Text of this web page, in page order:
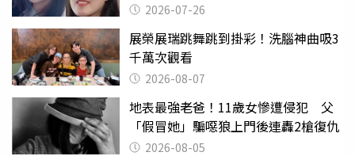
2026-07-26
展榮展瑞跳舞跳到掛彩！洗腦神曲吸3
千萬次觀看
2026-08-07
地表最強老爸！11歲女慘遭侵犯 父
「假冒她」騙噁狼上門後連轟2槍復仇
2026-08-05